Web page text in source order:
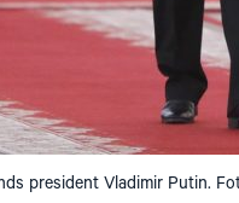
president Vladimir Putin.